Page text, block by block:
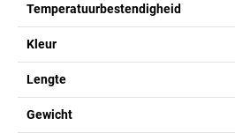
Temperatuurbestendigheid
Kleur
Lengte
Gewicht